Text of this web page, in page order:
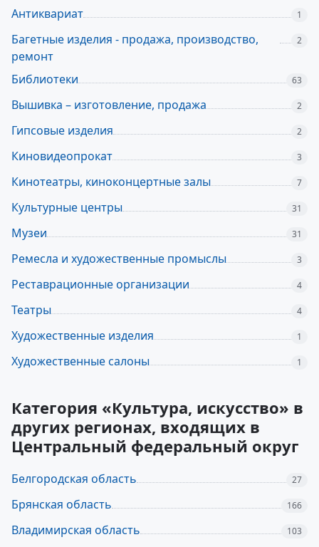
Антиквариат 1
Багетные изделия - продажа, производство,
ремонт
2
Библиотеки 63
Вышивка – изготовление, продажа 2
Гипсовые изделия 2
Киновидеопрокат 3
Кинотеатры, киноконцертные залы 7
Культурные центры 31
Музеи 31
Ремесла и художественные промыслы 3
Реставрационные организации 4
Театры 4
Художественные изделия 1
Художественные салоны 1
Категория «Культура, искусство» в
других регионах, входящих в
Центральный федеральный округ
Белгородская область 27
Брянская область 166
Владимирская область 103